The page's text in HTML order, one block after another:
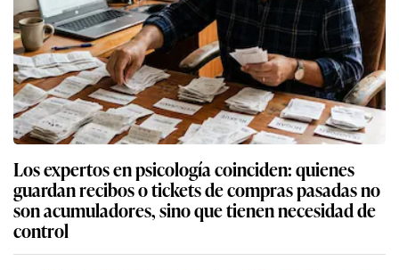
Los expertos en psicología coinciden: quienes
guardan recibos o tickets de compras pasadas no
son acumuladores, sino que tienen necesidad de
control